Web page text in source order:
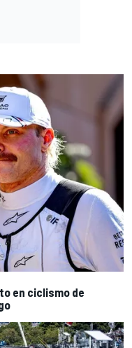
en ciclismo de